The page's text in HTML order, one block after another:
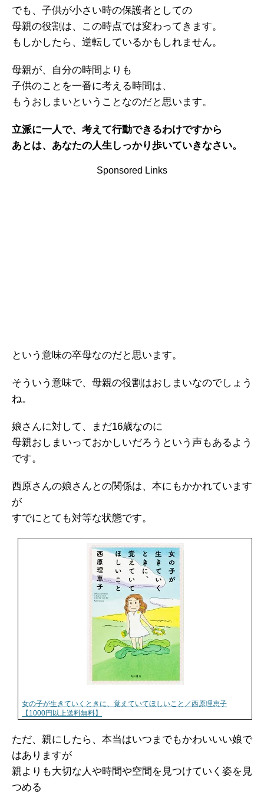
でも、子供が小さい時の保護者としての
母親の役割は、この時点では変わってきます。
もしかしたら、逆転しているかもしれません。
母親が、自分の時間よりも
子供のことを一番に考える時間は、
もうおしまいということなのだと思います。
立派に一人で、考えて行動できるわけですから
あとは、あなたの人生しっかり歩いていきなさい。
Sponsored Links
という意味の卒母なのだと思います。
そういう意味で、母親の役割はおしまいなのでしょう
ね。
娘さんに対して、まだ16歳なのに
母親おしまいっておかしいだろうという声もあるよう
です。
西原さんの娘さんとの関係は、本にもかかれています
が
すでにとても対等な状態です。
女の子が生きていくときに、覚えていてほしいこと／西原理恵子
【1000円以上送料無料】
ただ、親にしたら、本当はいつまでもかわいいい娘で
はありますが
親よりも大切な人や時間や空間を見つけていく姿を見
つめる